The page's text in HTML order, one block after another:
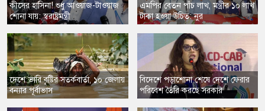
​কীসের হাসিনা! শুধু আওয়াজ-টাওয়াজ
শোনা যায়: স্বরাষ্ট্রমন্ত্রী
​দেশে ভারি বৃষ্টির সতর্কবার্তা, ১০ জেলায়
বন্যার পূর্বাভাস
এমপির বেতন পাঁচ লাখ, মন্ত্রীর ১০ লাখ
টাকা হওয়া উচিত: নুর
বিদেশে পড়াশোনা শেষে দেশে ফেরার
পরিবেশ তৈরি করছে সরকার